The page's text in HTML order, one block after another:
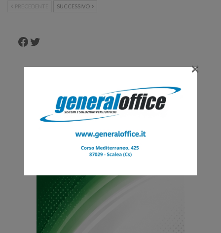
PRECEDENTE SUCCESSIVO
Facebook
Twitter
×